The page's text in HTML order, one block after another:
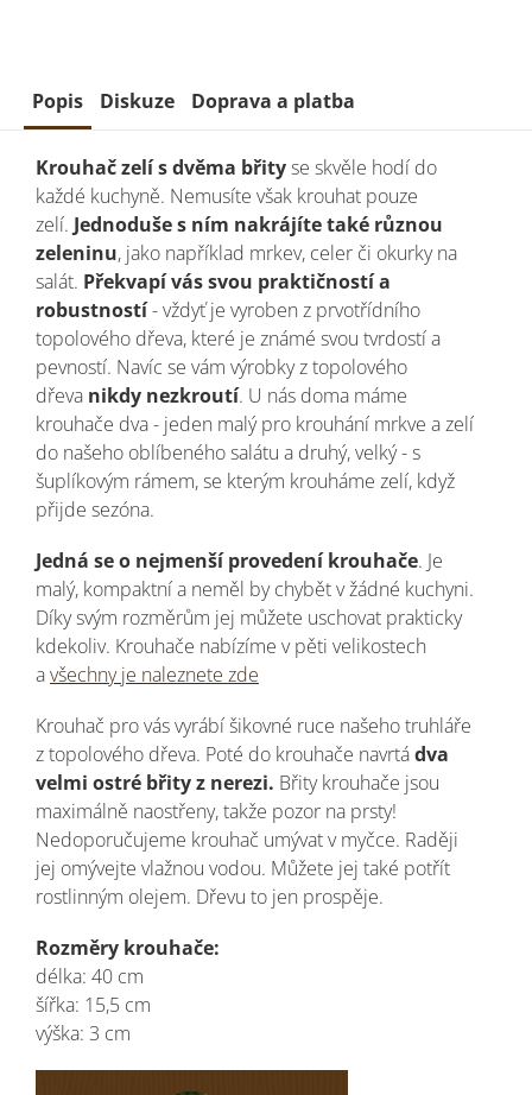
Popis Diskuze Doprava a platba
Krouhač zelí s dvěma břityse skvěle hodí do
každé kuchyně. Nemusíte však krouhat pouze
zelí. Jednoduše s ním nakrájíte také různou
zeleninu, jako například mrkev, celer či okurky na
salát. Překvapí vás svou praktičností a
robustností- vždyť je vyroben z prvotřídního
topolového dřeva, které je známé svou tvrdostí a
pevností. Navíc se vám výrobky z topolového
dřeva nikdy nezkroutí. U nás doma máme
krouhače dva - jeden malý pro krouhání mrkve a zelí
do našeho oblíbeného salátu a druhý, velký - s
šuplíkovým rámem, se kterým krouháme zelí, když
přijde sezóna.
Jedná se o nejmenší provedení krouhače. Je
malý, kompaktní a neměl by chybět v žádné kuchyni.
Díky svým rozměrům jej můžete uschovat prakticky
kdekoliv. Krouhače nabízíme v pěti velikostech
avšechny je naleznete zde
Krouhač pro vás vyrábí šikovné ruce našeho truhláře
z topolového dřeva. Poté do krouhače navrtádva
velmi ostré břity z nerezi. Břity krouhače jsou
maximálně naostřeny, takže pozor na prsty!
Nedoporučujeme krouhač umývat v myčce. Raději
jej omývejte vlažnou vodou. Můžete jej také potřít
rostlinným olejem. Dřevu to jen prospěje.
Rozměry krouhače:
délka: 40 cm
šířka: 15,5 cm
výška: 3 cm